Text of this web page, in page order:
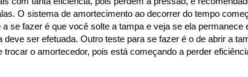
O sistema de amortecimento ao decorrer do tempo
se fazer é que você solte a tampa e veja se ela permanece
ser efetuada. Outro teste para se fazer é o de abrir a
o amortecedor, pois está começando a perder